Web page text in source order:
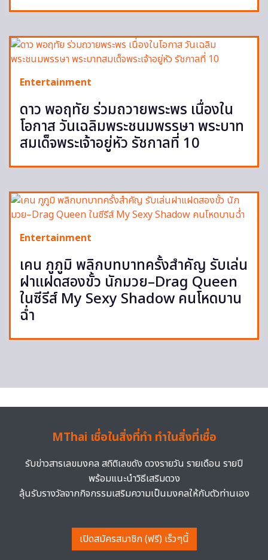
Entertainment
ดาว พอฤทัย ร่วมถวายพระพร เนื่องใน
โอกาส วันเฉลิมพระชนมพรรษา พระบาท
สมเด็จพระเจ้าอยู่หัว รัชกาลที่ 10
Entertainment
เคน ภูภูมิ พลิกบทบาทครั้งสำคัญ รับเล่น
ฝาแฝดสองขั้ว นักมวย–Drag Queen
ในซีรีส์ My Sexy Shadow คนโหดบาน
ฉ่ำ
MThai เชื่อในสิ่งที่ทำ ทำในสิ่งที่เชื่อ
รับข่าวสารเลขมงคล สถิติเลขดัง ดวงรายวัน รายเดือน รายปี
พร้อมแนะนำวิธีเสริมดวง
ลุ้นรับรางวัลจากกิจกรรมเสริมความเป็นมงคลให้กับตัวท่านเอง
เปิดสมัครสมาชิก (ฟรี) เร็วๆนี้